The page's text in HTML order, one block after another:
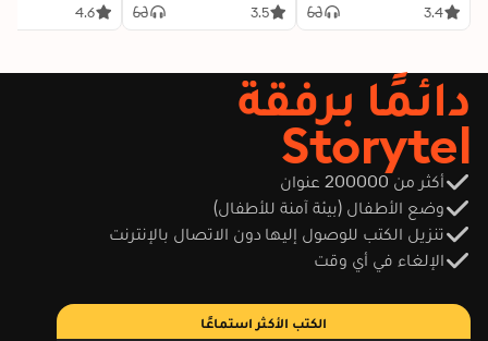
3.4
في العلاقات
3.5
4.6
دائمًا برفقة
Storytel
أكثر من 200000 عنوان
وضع الأطفال (بيئة آمنة للأطفال)
تنزيل الكتب للوصول إليها دون الاتصال بالإنترنت
الإلغاء في أي وقت
الكتب الأكثر استماعًا